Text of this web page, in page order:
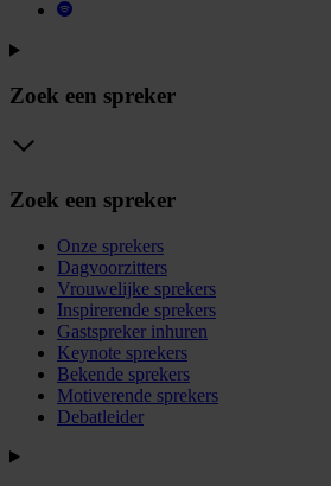
Zoek een spreker
Zoek een spreker
Onze sprekers
Dagvoorzitters
Vrouwelijke sprekers
Inspirerende sprekers
Gastspreker inhuren
Keynote sprekers
Bekende sprekers
Motiverende sprekers
Debatleider